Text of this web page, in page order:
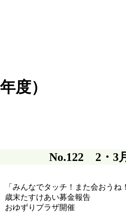
度）
No.122 2・3
なでタッチ！また会おうね！
ジ 歳末たすけあ
おゆずりプラザ開催 ４